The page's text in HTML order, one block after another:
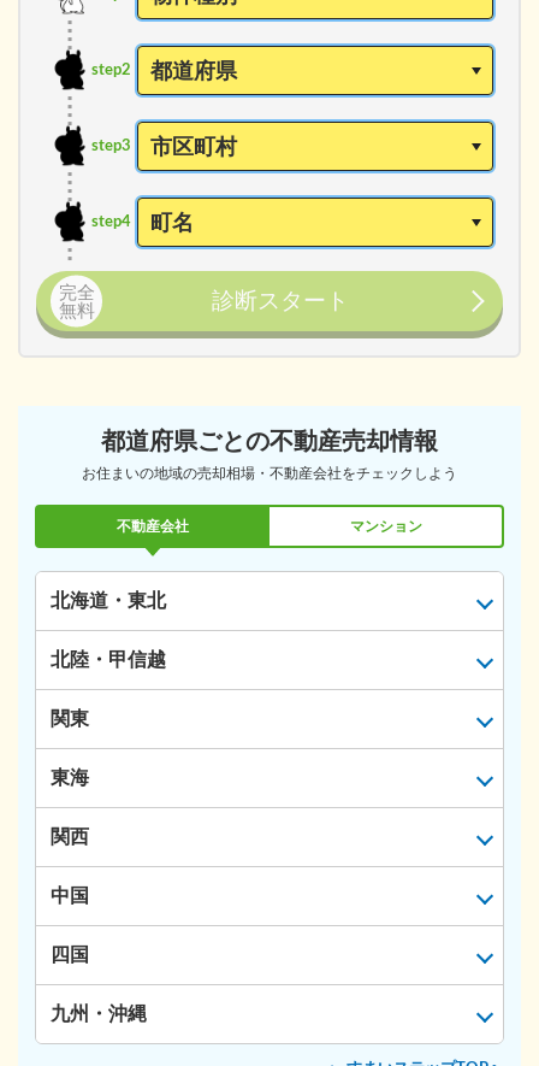
step2
step3
step4
完全
無料
診断スタート
都道府県ごとの不動産売却情報
お住まいの地域の売却相場・不動産会社をチェックしよう
不動産会社 マンション
北海道・東北
北陸・甲信越
関東
東海
関西
中国
四国
九州・沖縄